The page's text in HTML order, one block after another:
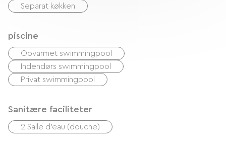
Separat køkken
piscine
Opvarmet swimmingpool
Indendørs swimmingpool
Privat swimmingpool
Sanitære faciliteter
2 Salle d'eau (douche)